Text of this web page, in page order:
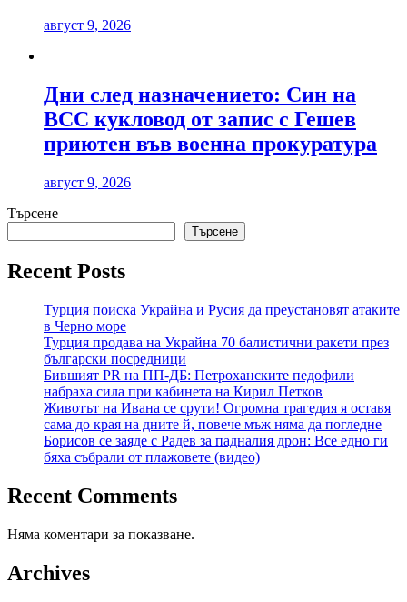
август 9, 2026
Дни след назначението: Син на
ВСС кукловод от запис с Гешев
приютен във военна прокуратура
август 9, 2026
Търсене
Търсене
Recent Posts
Турция поиска Украйна и Русия да преустановят атаките
в Черно море
Турция продава на Украйна 70 балистични ракети през
български посредници
Бившият PR на ПП-ДБ: Петроханските педофили
набраха сила при кабинета на Кирил Петков
Животът на Ивана се срути! Огромна трагедия я оставя
сама до края на дните й, повече мъж няма да погледне
Борисов се заяде с Радев за падналия дрон: Все едно ги
бяха събрали от плажовете (видео)
Recent Comments
Няма коментари за показване.
Archives